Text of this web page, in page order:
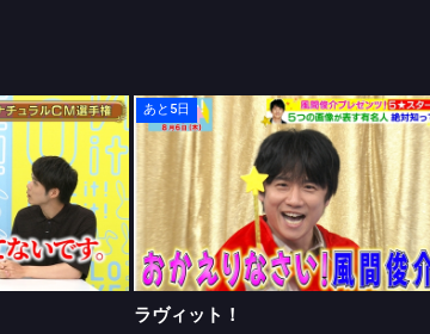
【8/6 後半】風間俊介＆男ブラ浦井がカワイイ演技披露！
あと5日
ラヴィット！
ラヴィット！